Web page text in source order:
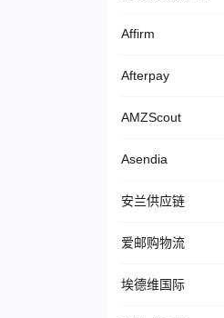
Affirm
Afterpay
AMZScout
Asendia
安兰供应链
爱邮购物流
埃德维国际